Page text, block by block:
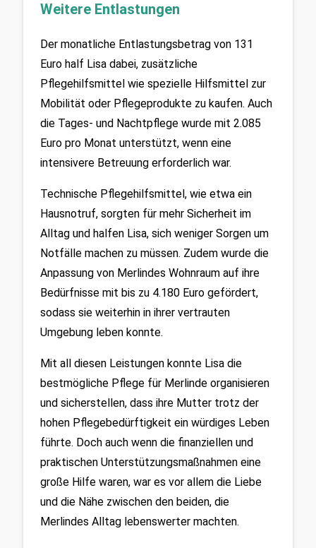
Weitere Entlastungen
Der monatliche Entlastungsbetrag von 131
Euro half Lisa dabei, zusätzliche
Pflegehilfsmittel wie spezielle Hilfsmittel zur
Mobilität oder Pflegeprodukte zu kaufen. Auch
die Tages- und Nachtpflege wurde mit 2.085
Euro pro Monat unterstützt, wenn eine
intensivere Betreuung erforderlich war.
Technische Pflegehilfsmittel, wie etwa ein
Hausnotruf, sorgten für mehr Sicherheit im
Alltag und halfen Lisa, sich weniger Sorgen um
Notfälle machen zu müssen. Zudem wurde die
Anpassung von Merlindes Wohnraum auf ihre
Bedürfnisse mit bis zu 4.180 Euro gefördert,
sodass sie weiterhin in ihrer vertrauten
Umgebung leben konnte.
Mit all diesen Leistungen konnte Lisa die
bestmögliche Pflege für Merlinde organisieren
und sicherstellen, dass ihre Mutter trotz der
hohen Pflegebedürftigkeit ein würdiges Leben
führte. Doch auch wenn die finanziellen und
praktischen Unterstützungsmaßnahmen eine
große Hilfe waren, war es vor allem die Liebe
und die Nähe zwischen den beiden, die
Merlindes Alltag lebenswerter machten.